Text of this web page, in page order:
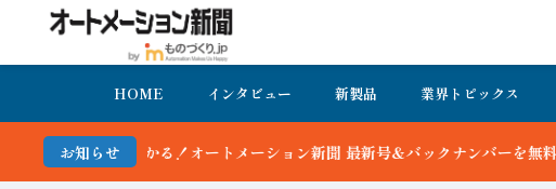
HOME インタビュー 新製品 業界トピックス
お知らせ
！オートメーション新聞 最新号＆バックナンバーを無料で公開中 詳細はこちら